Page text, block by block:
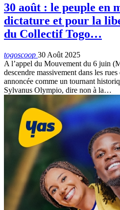
30 août : le peuple en
dictature et pour la
du Collectif Togo…
togoscoop 30 Août 2025
A l’appel du Mouvement du 6 juin
descendre massivement dans les
annoncée comme un tournant
Sylvanus Olympio, dire non à la…